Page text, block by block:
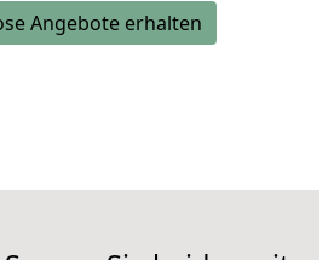
Angebote erhalten